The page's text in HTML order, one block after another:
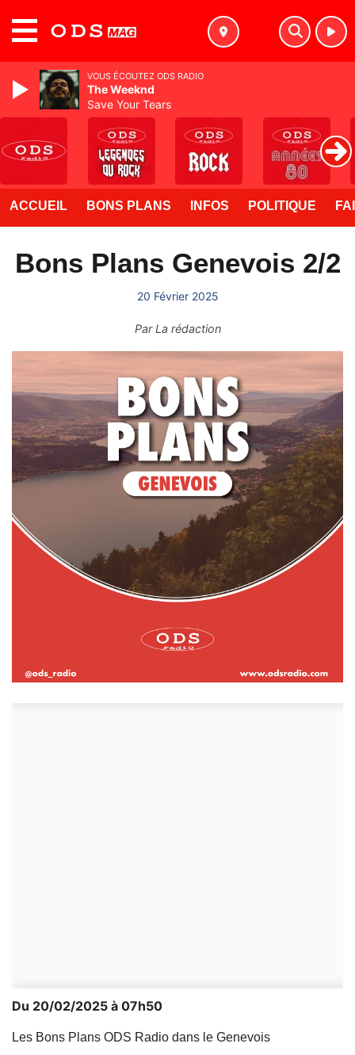
ACCUEIL BONS PLANS INFOS POLITIQUE
Bons Plans Genevois 2/2
20 Février 2025
ParLa rédaction
Du 20/02/2025 à 07h50
Les Bons Plans ODS Radio dans le Genevois
VOUS ÉCOUTEZ ODS RADIO
The Weeknd
Save Your Tears